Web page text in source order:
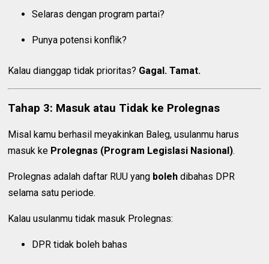
Selaras dengan program partai?
Punya potensi konflik?
Kalau dianggap tidak prioritas? Gagal. Tamat.
Tahap 3: Masuk atau Tidak ke Prolegnas
Misal kamu berhasil meyakinkan Baleg, usulanmu harus
masuk ke Prolegnas (Program Legislasi Nasional).
Prolegnas adalah daftar RUU yang boleh dibahas DPR
selama satu periode.
Kalau usulanmu tidak masuk Prolegnas:
DPR tidak boleh bahas